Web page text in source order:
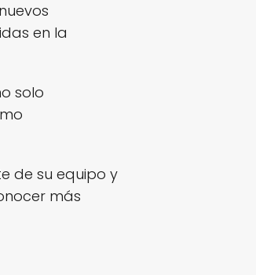
en la
solo
de su equipo y
más